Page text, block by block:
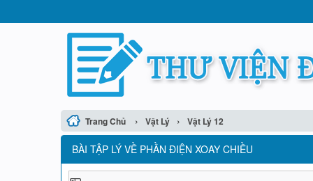
Trang Chủ › Vật Lý › Vật Lý 12
BÀI TẬP LÝ VỀ PHẦN ĐIỆN XOAY CHIỀU